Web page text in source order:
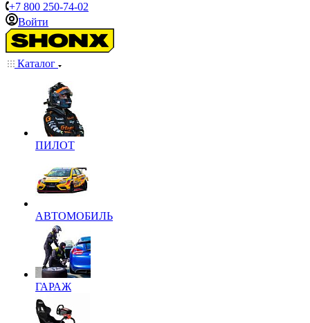
+7 800 250-74-02
Войти
Каталог
ПИЛОТ
АВТОМОБИЛЬ
ГАРАЖ